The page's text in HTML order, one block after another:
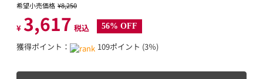
希望小売価格 ¥8,250
¥ 3,617 税込 56% OFF
獲得ポイント： 109ポイント (3％)